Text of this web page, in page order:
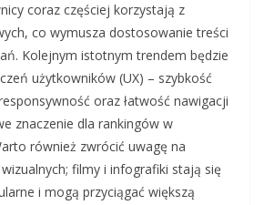
coraz częściej korzystają z
co wymusza dostosowanie treści
Kolejnym istotnym trendem będzie
użytkowników (UX) – szybkość
oraz łatwość nawigacji
znaczenie dla rankingów w
również zwrócić uwagę na
filmy i infografiki stają się
i mogą przyciągać większą